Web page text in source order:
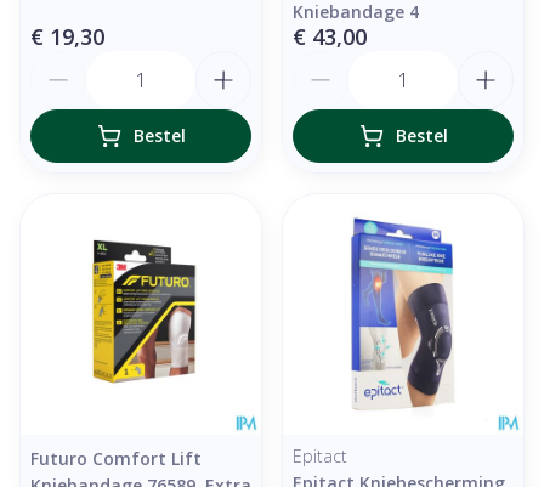
€ 19,30
Bestel
Kniebandage 4
€ 43,00
Bestel
Futuro Comfort Lift
Epitact
Epitact Kniebescherming